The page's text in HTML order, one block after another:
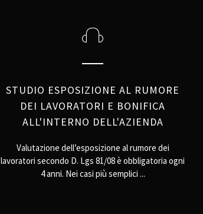
STUDIO ESPOSIZIONE AL RUMORE
DEI LAVORATORI E BONIFICA
ALL'INTERNO DELL'AZIENDA
Valutazione dell’esposizione al rumore dei
lavoratori secondo D. Lgs 81/08 è obbligatoria ogni
4 anni. Nei casi più semplici ...